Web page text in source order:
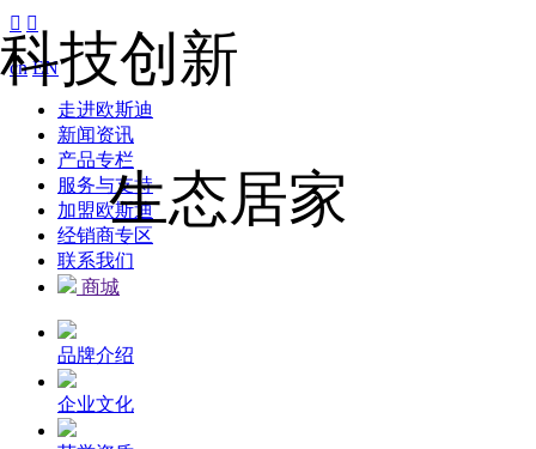
 
cn EN
走进欧斯迪
新闻资讯
产品专栏
服务与支持
加盟欧斯迪
经销商专区
联系我们
商城
品牌介绍
企业文化
科技创新
生态居家